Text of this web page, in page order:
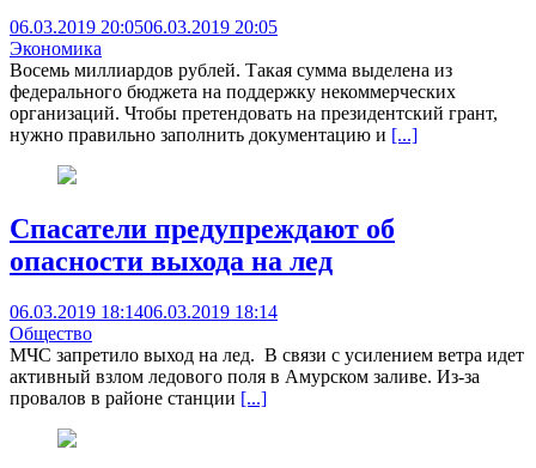
06.03.2019 20:0506.03.2019 20:05
Экономика
Восемь миллиардов рублей. Такая сумма выделена из
федерального бюджета на поддержку некоммерческих
организаций. Чтобы претендовать на президентский грант,
нужно правильно заполнить документацию и [...]
Спасатели предупреждают об
опасности выхода на лед
06.03.2019 18:1406.03.2019 18:14
Общество
МЧС запретило выход на лед. В связи с усилением ветра идет
активный взлом ледового поля в Амурском заливе. Из-за
провалов в районе станции [...]